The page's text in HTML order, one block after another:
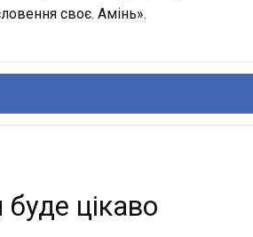
своє. Амінь».
цікаво